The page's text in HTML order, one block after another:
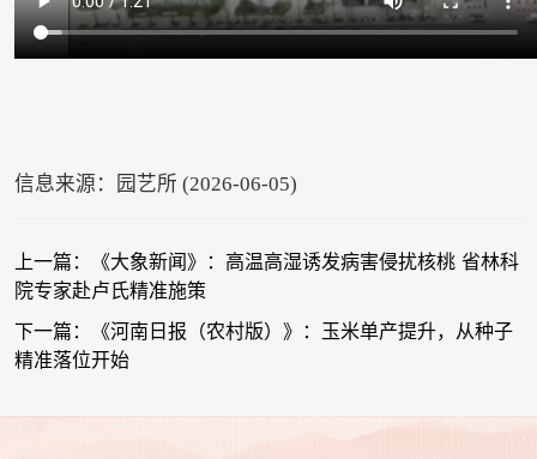
信息来源：园艺所 (2026-06-05)
上一篇：《大象新闻》：高温高湿诱发病害侵扰核桃 省林科
院专家赴卢氏精准施策
下一篇：《河南日报（农村版）》：玉米单产提升，从种子
精准落位开始